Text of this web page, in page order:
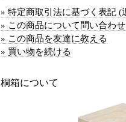
» 特定商取引法に基づく表記 (
» この商品について問い合わ
» この商品を友達に教える
» 買い物を続ける
桐箱について